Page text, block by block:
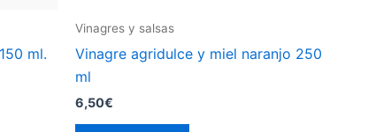
ml.
Vinagres y salsas
Vinagre agridulce y miel naranjo 250
ml
6,50€